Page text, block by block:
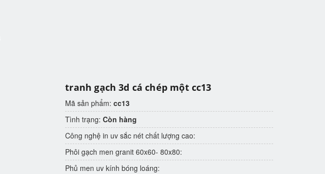
tranh gạch 3d cá chép một cc13
Mã sản phẩm:cc13
Tình trạng:Còn hàng
Công nghệ in uv sắc nét chất lượng cao:
Phôi gạch men granit 60x60- 80x80:
Phủ men uv kính bóng loáng: